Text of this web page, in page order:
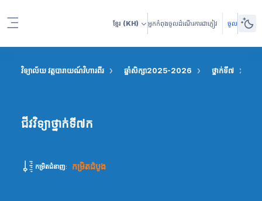
ខ្មែរ (KH) អ្នកកំពុងចូលដំណើរការជាភ្ញៀវ ចូល
វិទ្យាល័យ វត្តបារាយណ៍វិហារពីរ ឆ្នាំសិក្សា2025-2026 ថ្នាក់ទី៧
ជីវវិទ្យាថ្នាក់ទី៧ក
កម្រិតជំនាញ: កម្រិតដំបូង